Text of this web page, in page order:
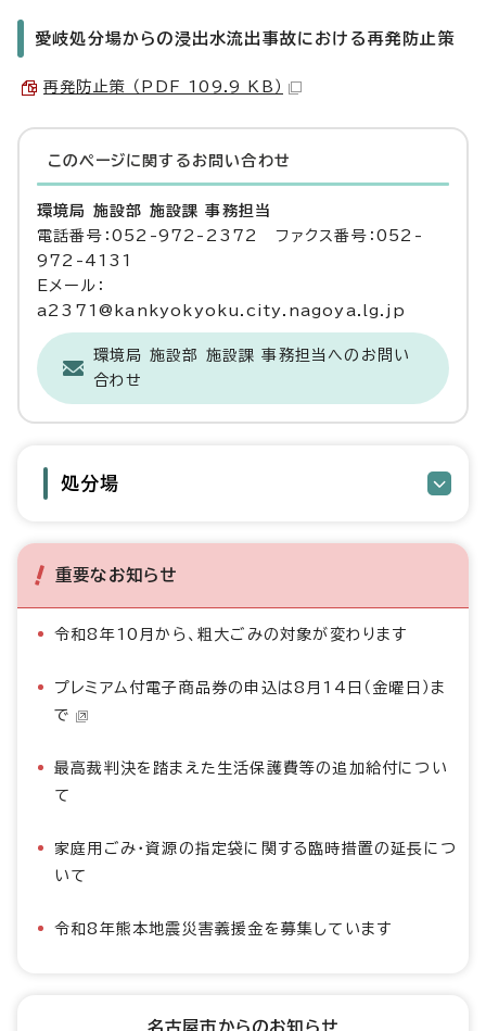
愛岐処分場からの浸出水流出事故における再発防止策
再発防止策 （PDF 109.9 KB）
このページに関する お問い合わせ
環境局 施設部 施設課 事務担当
電話番号：052-972-2372 ファクス番号：052-
972-4131
Eメール：
a2371@kankyokyoku.city.nagoya.lg.jp
環境局 施設部 施設課 事務担当へのお問い
合わせ
処分場
重要なお知らせ
令和8年10月から、粗大ごみの対象が変わります
プレミアム付電子商品券の申込は8月14日（金曜日）ま
で
最高裁判決を踏まえた生活保護費等の追加給付につい
て
家庭用ごみ・資源の指定袋に関する臨時措置の延長につ
いて
令和8年熊本地震災害義援金を募集しています
名古屋市からのお知らせ